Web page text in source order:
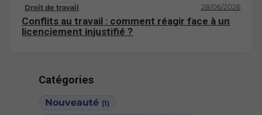
Catégories
Nouveauté (1)
Droit de travail 28/06/2026
Conflits au travail : comment réagir face à un
licenciement injustifié ?